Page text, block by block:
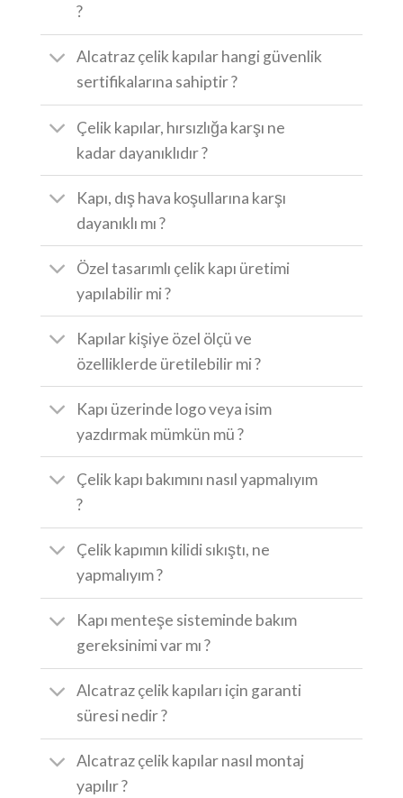
?
Alcatraz çelik kapılar hangi güvenlik
sertifikalarına sahiptir ?
Çelik kapılar, hırsızlığa karşı ne
kadar dayanıklıdır ?
Kapı, dış hava koşullarına karşı
dayanıklı mı ?
Özel tasarımlı çelik kapı üretimi
yapılabilir mi ?
Kapılar kişiye özel ölçü ve
özelliklerde üretilebilir mi ?
Kapı üzerinde logo veya isim
yazdırmak mümkün mü ?
Çelik kapı bakımını nasıl yapmalıyım
?
Çelik kapımın kilidi sıkıştı, ne
yapmalıyım ?
Kapı menteşe sisteminde bakım
gereksinimi var mı ?
Alcatraz çelik kapıları için garanti
süresi nedir ?
Alcatraz çelik kapılar nasıl montaj
yapılır ?